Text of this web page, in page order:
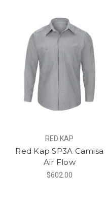
RED KAP
Red Kap SP3A Camisa
Air Flow
$602.00